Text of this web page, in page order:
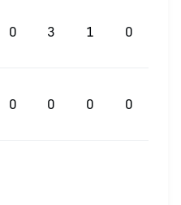
0 3 1 0
0 0 0 0